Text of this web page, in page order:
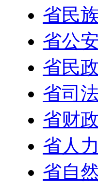
省民
省公
省民
省司
省财
省人
省自